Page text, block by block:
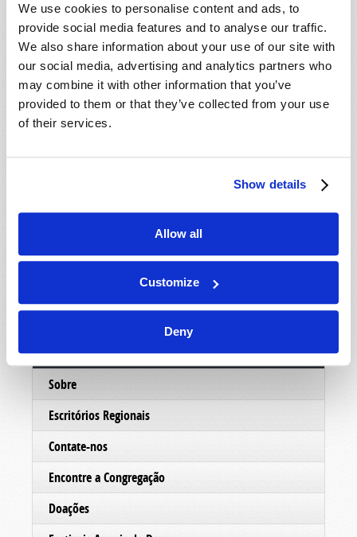
We use cookies to personalise content and ads, to
provide social media features and to analyse our traffic.
We also share information about your use of our site with
our social media, advertising and analytics partners who
may combine it with other information that you’ve
provided to them or that they’ve collected from your use
of their services.
Show details
Allow all
Customize
Deny
Obrigado pela sua pergunta sobre O Mundo
De Amanhã, produzida pela Igreja Viva de Deus.
Se você ainda não é um membro, e é um
residente dos Estados Unidos, então para vos
mostrar um pouco mais sobre as pessoas eo
ministério por trás deste trabalho, nosso
departamento de correspondência enviará um
aproveite o DVD e faremos o possível para
No serviço de Cristo,
O ministério da Igreja Viva de Deus.
Conectar
Sobre
Escritórios Regionais
Contate-nos
Encontre a Congregação
Doações